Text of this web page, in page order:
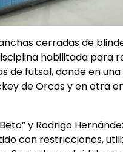
cerradas de
habilitada para
de futsal, donde en
de Orcas y en otra
y Rodrigo
con restricciones,